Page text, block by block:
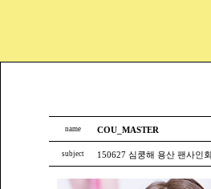
name COU_MASTER
subject 150627 심쿵해 용산 팬사인회